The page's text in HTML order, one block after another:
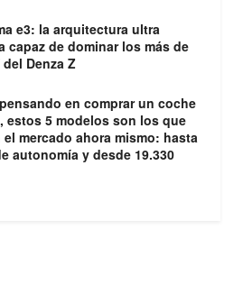
e3: la arquitectura ultra
capaz de dominar los más de
del Denza Z
en comprar un coche
estos 5 modelos son los que
mercado ahora mismo: hasta
autonomía y desde 19.330